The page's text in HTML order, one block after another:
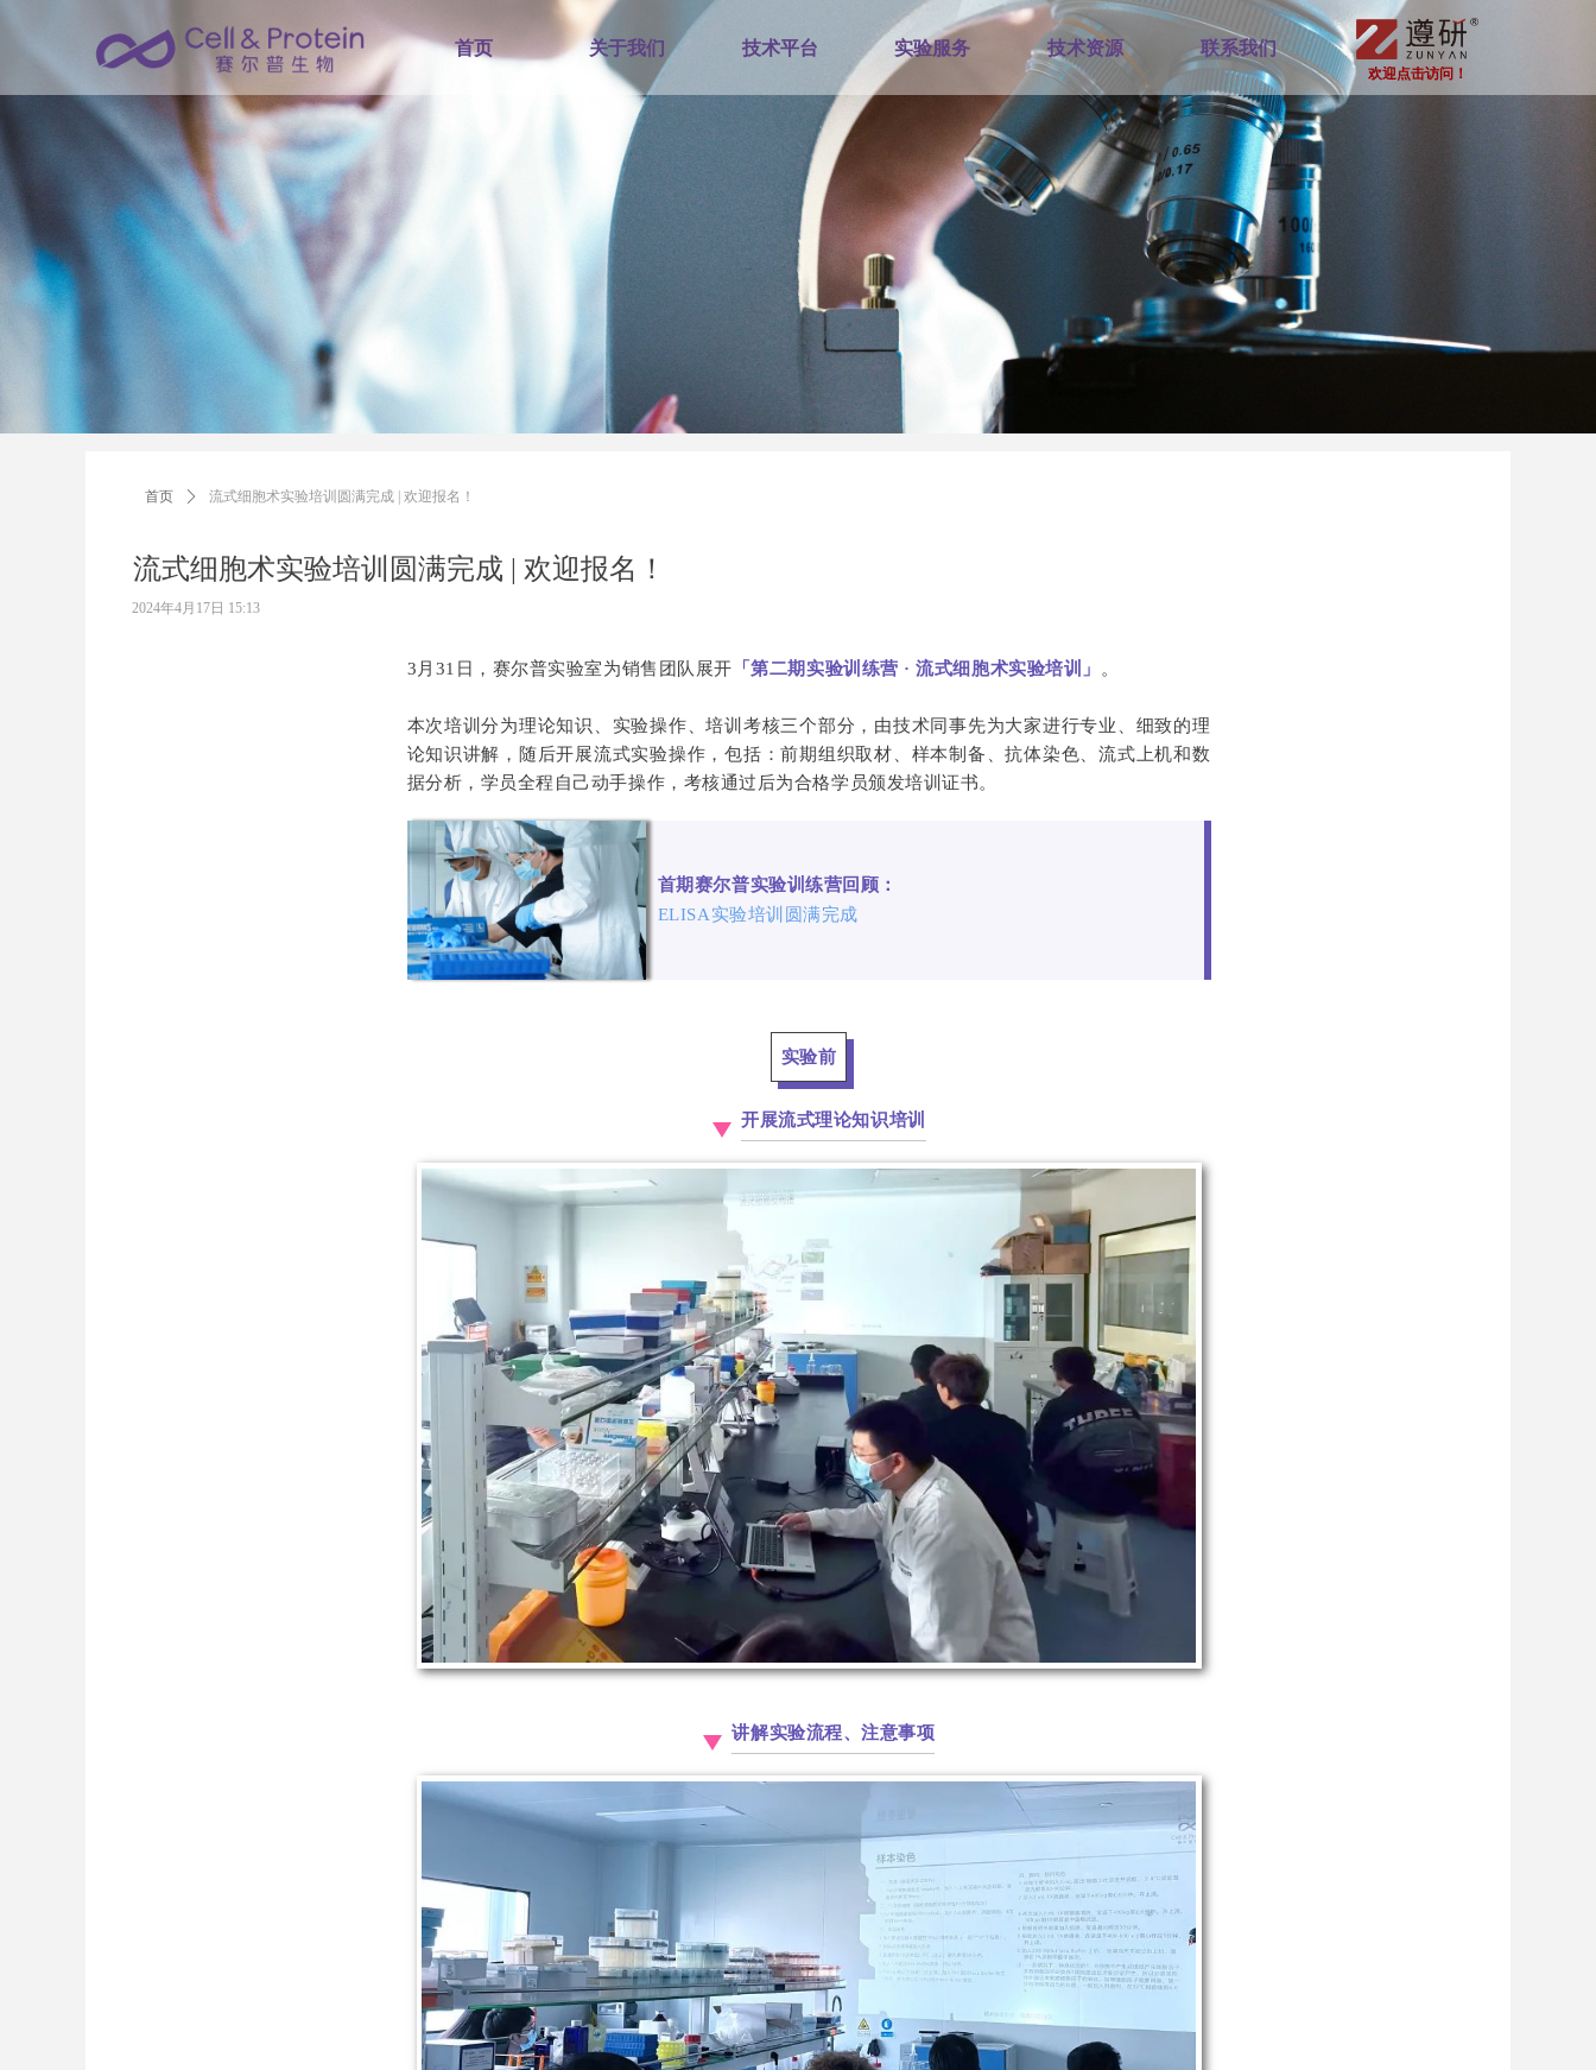
首页 关于我们 技术平台 实验服务 技术资源 联系我们
欢迎点击访问！
流式细胞术实验培训圆满完成 | 欢迎报名！
首页 ꄲ 流式细胞术实验培训圆满完成 | 欢迎报名！
3月31日，赛尔普实验室为销售团队展开 「第二期实验训练营 · 流式细胞术实验培训」 。
本次培训分为理论知识、实验操作、培训考核三个部分，由技术同事先为大家进行专业、细致的理
论知识讲解，随后开展流式实验操作，包括：前期组织取材、样本制备、抗体染色、流式上机和数
据分析，学员全程自己动手操作，考核通过后为合格学员颁发培训证书。
首期赛尔普实验训练营回顾：
ELISA实验培训圆满完成
实验前
开展流式理论知识培训
讲解实验流程、注意事项
2024年4月17日 15:13